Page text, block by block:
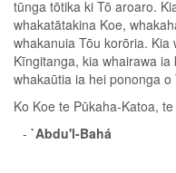
tūnga tōtika ki Tō aroaro.
whakatātakina Koe,
whakanuia Tōu korōria.
Kīngitanga, kia whairawa
whakaūtia ia hei pononga o
Ko Koe te Pūkaha-Katoa,
- `Abdu'l-Bahá